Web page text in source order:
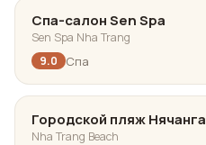
Спа-салон Sen Spa
Sen Spa Nha Trang
9.0
Спа
Городской пляж Нячанга
Nha Trang Beach